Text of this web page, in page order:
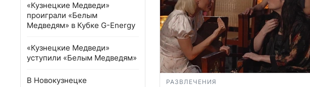
«Кузнецкие Медведи»
проиграли «Белым
Медведям» в Кубке G-Energy
«Кузнецкие Медведи»
уступили «Белым Медведям»
В Новокузнецке
РАЗВЛЕЧЕНИЯ